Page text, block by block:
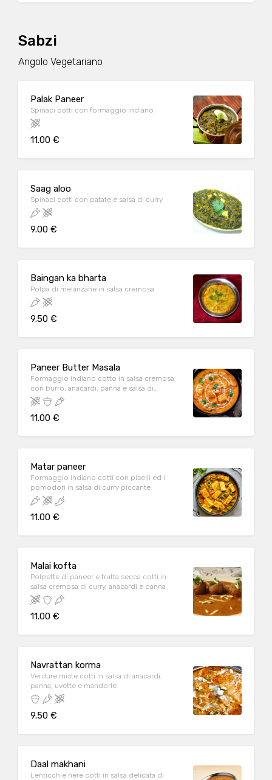
Sabzi
Angolo Vegetariano
Palak Paneer
Spinaci cotti con formaggio indiano
11.00 €
Saag aloo
Spinaci cotti con patate e salsa di curry
9.00 €
Baingan ka bharta
Polpa di melanzane in salsa cremosa
9.50 €
Paneer Butter Masala
Formaggio indiano cotto in salsa cremosa
con burro, anacardi, panna e salsa di
pomodoro
11.00 €
Matar paneer
Formaggio indiano cotti con piselli ed i
pomodori in salsa di curry piccante
11.00 €
Malai kofta
Polpette di paneer e frutta secca cotti in
salsa cremosa di curry, anacardi e panna
11.00 €
Navrattan korma
Verdure miste cotti in salsa di anacardi,
panna, uvette e mandorle
9.50 €
Daal makhani
Lenticchie nere cotti in salsa delicata di